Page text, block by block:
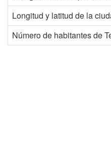
Longitud y latitud de la
Número de habitantes de